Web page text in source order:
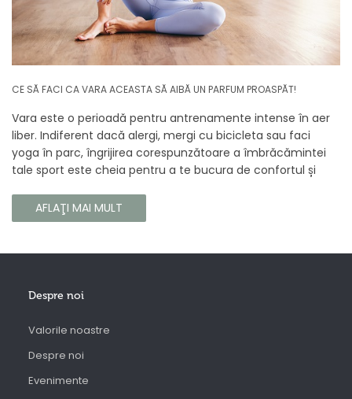
CE SĂ FACI CA VARA ACEASTA SĂ AIBĂ UN PARFUM PROASPĂT!
Vara este o perioadă pentru antrenamente intense în aer
liber. Indiferent dacă alergi, mergi cu bicicleta sau faci
yoga în parc, îngrijirea corespunzătoare a îmbrăcămintei
tale sport este cheia pentru a te bucura de confortul și
cum să vă îngrijiți corect îmbrăcămintea sport, astfel încât
să își păstreze proprietățile chiar și în timpul celor mai
AFLAŢI MAI MULT
Despre noi
Valorile noastre
Despre noi
Evenimente